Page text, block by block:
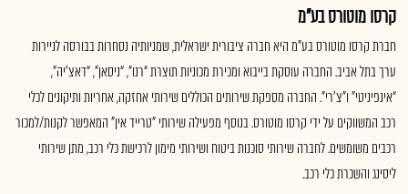
קרסו מוטורס בע"מ
חברת קרסו מוטורס בע"מ היא חברה ציבורית ישראלית, שמניותיה נסחרות בבורסה לניירות
ערך בתל אביב. החברה עוסקת בייבוא ומכירת מכוניות תוצרת “רנו”, “ניסאן”, “דאצ’יה”,
“אינפיניטי” ו"צ’רי". החברה מספקת שירותים הכוללים שירותי אחזקה, אחריות ותיקונים לכלי
רכב המשווקים על ידי קרסו מוטורס. בנוסף מפעילה שירותי "טרייד אין" המאפשר לקנות/למכור
רכבים משומשים. לחברה שירותי סוכנות ביטוח ושירותי מימון לרכישת כלי רכב, מתן שירותי
ליסינג והשכרת כלי רכב.